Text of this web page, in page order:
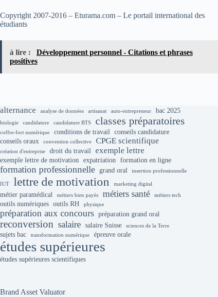
Copyright 2007-2016 – Eturama.com – Le portail international des
étudiants
à lire :
Développement personnel - Citations et phrases
positives
alternance analyse de données artisanat auto-entrepreneur bac 2025
biologie candidature candidature BTS classes préparatoires
coffre-fort numérique conditions de travail conseils candidature
conseils oraux
convention collective CPGE scientifique
création d'entreprise droit du travail exemple lettre
exemple lettre de motivation expatriation formation en ligne
formation professionnelle grand oral insertion professionnelle
IUT lettre de motivation marketing digital
métier paramédical métiers bien payés métiers santé métiers tech
outils numériques outils RH physique
préparation aux concours préparation grand oral
reconversion salaire salaire Suisse sciences de la Terre
sujets bac transformation numérique épreuve orale
études supérieures
études supérieures scientifiques
Brand Asset Valuator